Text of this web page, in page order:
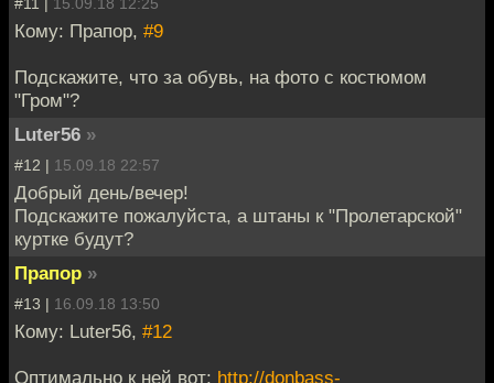
Кому: Прапор, #9
Подскажите, что за обувь, на фото с костюмом
"Гром"?
Luter56 »
#12 | 15.09.18 22:57
Добрый день/вечер!
Подскажите пожалуйста, а штаны к "Пролетарской"
куртке будут?
Прапор »
#13 | 16.09.18 13:50
Кому: Luter56, #12
Оптимально к ней вот: http://donbass-